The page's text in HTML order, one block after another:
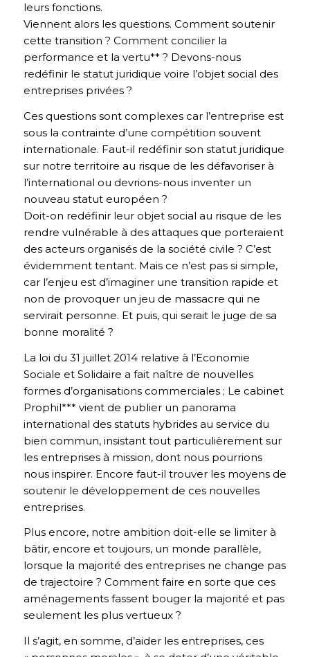
leurs fonctions.
Viennent alors les questions. Comment soutenir
cette transition ? Comment concilier la
performance et la vertu** ? Devons-nous
redéfinir le statut juridique voire l’objet social des
entreprises privées ?
Ces questions sont complexes car l’entreprise est
sous la contrainte d’une compétition souvent
internationale. Faut-il redéfinir son statut juridique
sur notre territoire au risque de les défavoriser à
l’international ou devrions-nous inventer un
nouveau statut européen ?
Doit-on redéfinir leur objet social au risque de les
rendre vulnérable à des attaques que porteraient
des acteurs organisés de la société civile ? C’est
évidemment tentant. Mais ce n’est pas si simple,
car l’enjeu est d’imaginer une transition rapide et
non de provoquer un jeu de massacre qui ne
servirait personne. Et puis, qui serait le juge de sa
bonne moralité ?
La loi du 31 juillet 2014 relative à l’Economie
Sociale et Solidaire a fait naître de nouvelles
formes d’organisations commerciales ; Le cabinet
Prophil*** vient de publier un panorama
international des statuts hybrides au service du
bien commun, insistant tout particulièrement sur
les entreprises à mission, dont nous pourrions
nous inspirer. Encore faut-il trouver les moyens de
soutenir le développement de ces nouvelles
entreprises.
Plus encore, notre ambition doit-elle se limiter à
bâtir, encore et toujours, un monde parallèle,
lorsque la majorité des entreprises ne change pas
de trajectoire ? Comment faire en sorte que ces
aménagements fassent bouger la majorité et pas
seulement les plus vertueux ?
Il s’agit, en somme, d’aider les entreprises, ces